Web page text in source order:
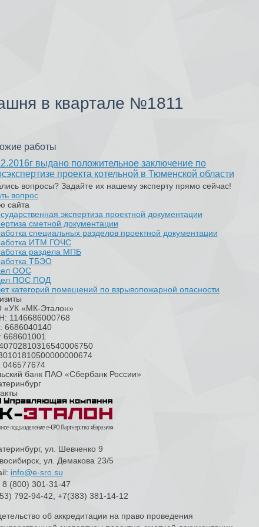
в квартале №1811
работы
выдано положительное заключение по
проекта котельной в Тюменской области
вопросы? Задайте их нашему эксперту прямо сейчас!
вопрос
сайта
экспертиза проектной документации
сметной документации
специальных разделов проектной документации
ИТМ ГОЧС
раздела МПБ
ТБЭО
ООС
ПОС ПОД
категорий помещений по взрывопожарной опасности
«МК-Эталон»
1146686000768
6686040140
668601001
046577674
банк ПАО «Сбербанк России»
ул. Шевченко 9
ул. Демакова 23/5
info@e-sro.su
8 (800) 301-31-47
792-94-42, +7(383) 381-14-12
об аккредитации на право проведения